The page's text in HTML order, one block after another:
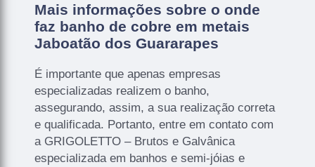
Mais informações sobre o onde
faz banho de cobre em metais
Jaboatão dos Guararapes
É importante que apenas empresas
especializadas realizem o banho,
assegurando, assim, a sua realização correta
e qualificada. Portanto, entre em contato com
a GRIGOLETTO – Brutos e Galvânica
especializada em banhos e semi-jóias e